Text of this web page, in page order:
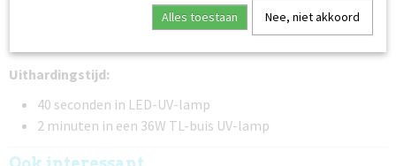
Duurzame en langdurige glans
Uithardingstijd:
40 seconden in LED-UV-lamp
2 minuten in een 36W TL-buis UV-lamp
Alles toestaan Nee, niet akkoord